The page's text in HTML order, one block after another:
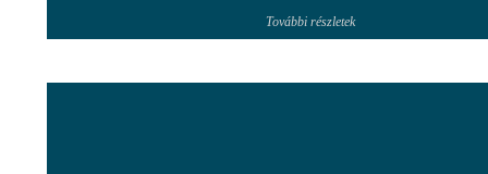
További részletek